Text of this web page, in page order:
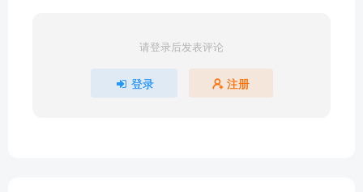
年级诵读 二年级上册 第二单元 第三周 6.这山望见那
年级诵读 二年级上册 第二单元 第四周 1.咏露珠
请登录后发表评论
登录 注册